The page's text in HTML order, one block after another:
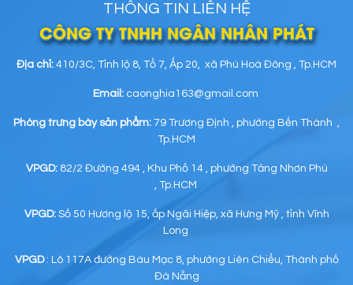
THÔNG TIN LIÊN HỆ
CÔNG TY TNHH NGÂN NHÂN PHÁT
Địa chỉ: 410/3C, Tỉnh lộ 8, Tổ 7, Ấp 20, xã Phú Hoà Đông , Tp.HCM
Email:caonghia163@gmail.com
Phòng trưng bày sản phẩm: 79 Trương Định , phường Bến Thành ,
Tp.HCM
VPGD:82/2 Đường 494 , Khu Phố 14 , phường Tăng Nhơn Phú
, Tp.HCM
VPGD:Số 50 Hương lộ 15, ấp Ngãi Hiệp, xã Hưng Mỹ , tỉnh Vĩnh
Long
VPGD: Lô 117A đường Bàu Mạc 8, phường Liên Chiểu, Thành phố
Đà Nẵng